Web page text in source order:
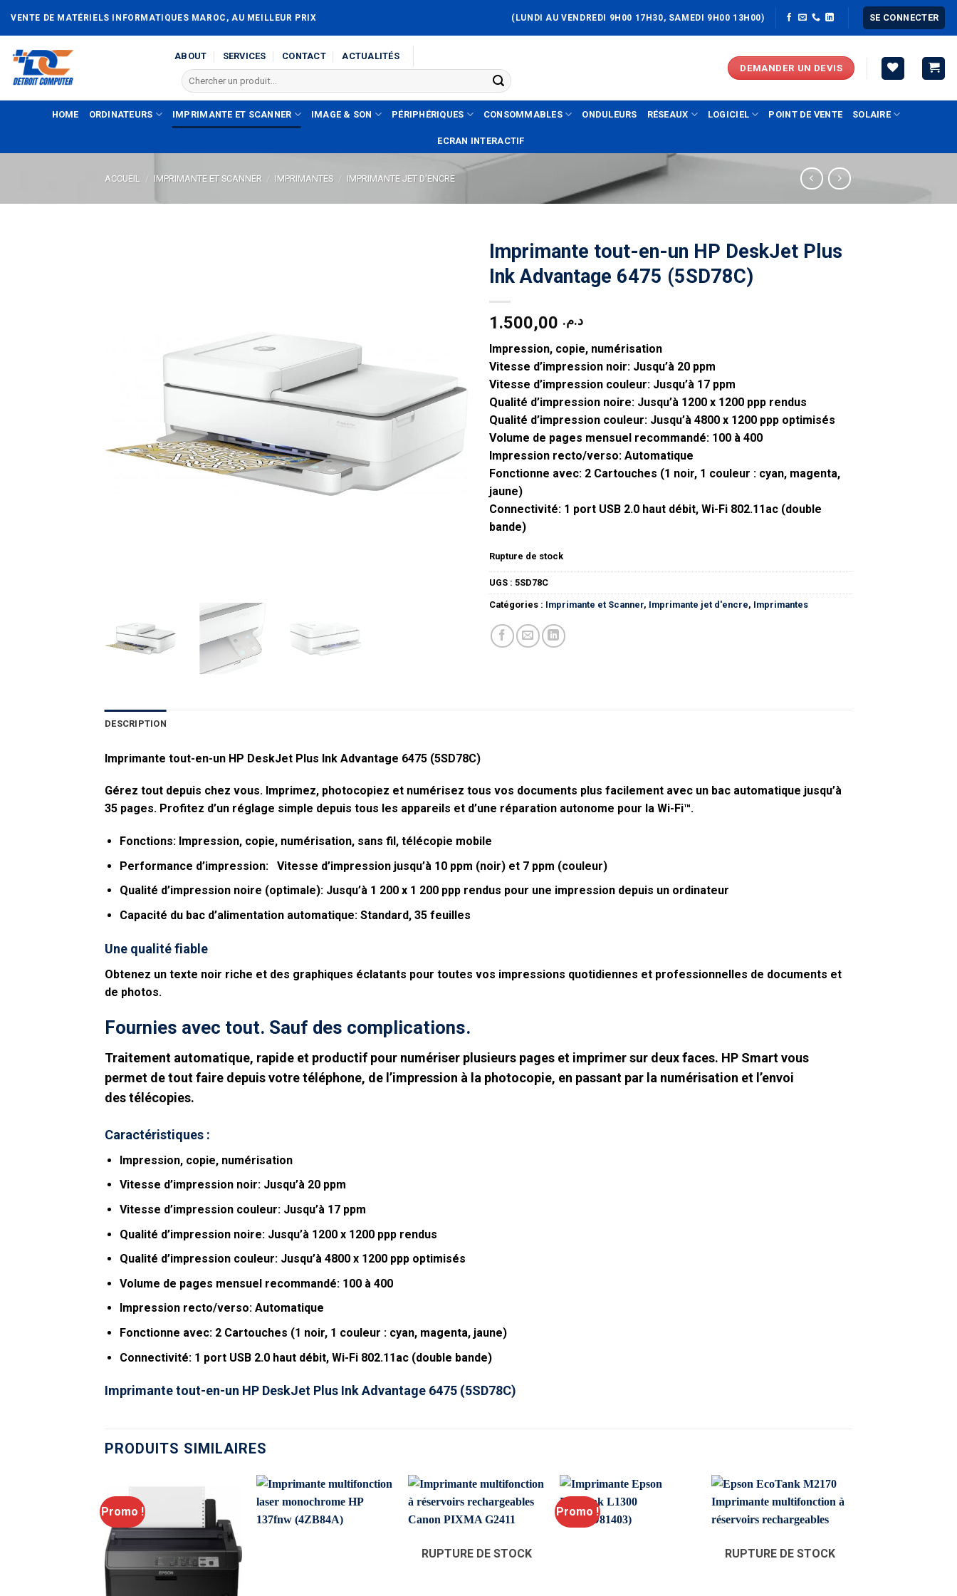
VENTE DE MATÉRIELS INFORMATIQUES MAROC, AU MEILLEUR PRIX (LUNDI AU VENDREDI 9H00 17H30, SAMEDI 9H00 13H00) SE CONNECTER
ABOUT SERVICES CONTACT ACTUALITÉS
Recherche
pour :
DEMANDER UN DEVIS
HOME ORDINATEURS IMPRIMANTE ET SCANNER IMAGE & SON PÉRIPHÉRIQUES CONSOMMABLES ONDULEURS RÉSEAUX LOGICIEL POINT DE VENTE SOLAIRE
ECRAN INTERACTIF
ACCUEIL / IMPRIMANTE ET SCANNER / IMPRIMANTES / IMPRIMANTE JET D'ENCRE
Imprimante tout-en-un HP DeskJet Plus
Ink Advantage 6475 (5SD78C)
د.م.
Impression, copie, numérisation
Vitesse d’impression noir: Jusqu’à 20 ppm
Vitesse d’impression couleur: Jusqu’à 17 ppm
Qualité d’impression noire: Jusqu’à 1200 x 1200 ppp rendus
Qualité d’impression couleur: Jusqu’à 4800 x 1200 ppp optimisés
Volume de pages mensuel recommandé: 100 à 400
Impression recto/verso: Automatique
Fonctionne avec: 2 Cartouches (1 noir, 1 couleur : cyan, magenta,
jaune)
Connectivité: 1 port USB 2.0 haut débit, Wi-Fi 802.11ac (double
bande)
Rupture de stock
UGS : 5SD78C
Catégories : Imprimante et Scanner, Imprimante jet d'encre, Imprimantes
DESCRIPTION
Imprimante tout-en-un HP DeskJet Plus Ink Advantage 6475 (5SD78C)
Gérez tout depuis chez vous. Imprimez, photocopiez et numérisez tous vos documents plus facilement avec un bac automatique jusqu’à
35 pages. Profitez d’un réglage simple depuis tous les appareils et d’une réparation autonome pour la Wi-Fi™.
Fonctions: Impression, copie, numérisation, sans fil, télécopie mobile
Performance d’impression: Vitesse d’impression jusqu’à 10 ppm (noir) et 7 ppm (couleur)
Qualité d’impression noire (optimale): Jusqu’à 1 200 x 1 200 ppp rendus pour une impression depuis un ordinateur
Capacité du bac d’alimentation automatique: Standard, 35 feuilles
Une qualité fiable
Obtenez un texte noir riche et des graphiques éclatants pour toutes vos impressions quotidiennes et professionnelles de documents et
de photos.
Fournies avec tout. Sauf des complications.
Traitement automatique, rapide et productif pour numériser plusieurs pages et imprimer sur deux faces. HP Smart vous
permet de tout faire depuis votre téléphone, de l’impression à la photocopie, en passant par la numérisation et l’envoi
destélécopies.
Caractéristiques :
Impression, copie, numérisation
Vitesse d’impression noir: Jusqu’à 20 ppm
Vitesse d’impression couleur: Jusqu’à 17 ppm
Qualité d’impression noire: Jusqu’à 1200 x 1200 ppp rendus
Qualité d’impression couleur: Jusqu’à 4800 x 1200 ppp optimisés
Volume de pages mensuel recommandé: 100 à 400
Impression recto/verso: Automatique
Fonctionne avec: 2 Cartouches (1 noir, 1 couleur : cyan, magenta, jaune)
Connectivité: 1 port USB 2.0 haut débit, Wi-Fi 802.11ac (double bande)
Imprimante tout-en-un HP DeskJet Plus Ink Advantage 6475 (5SD78C)
PRODUITS SIMILAIRES
Promo !
RUPTURE DE STOCK
Promo !
RUPTURE DE STOCK